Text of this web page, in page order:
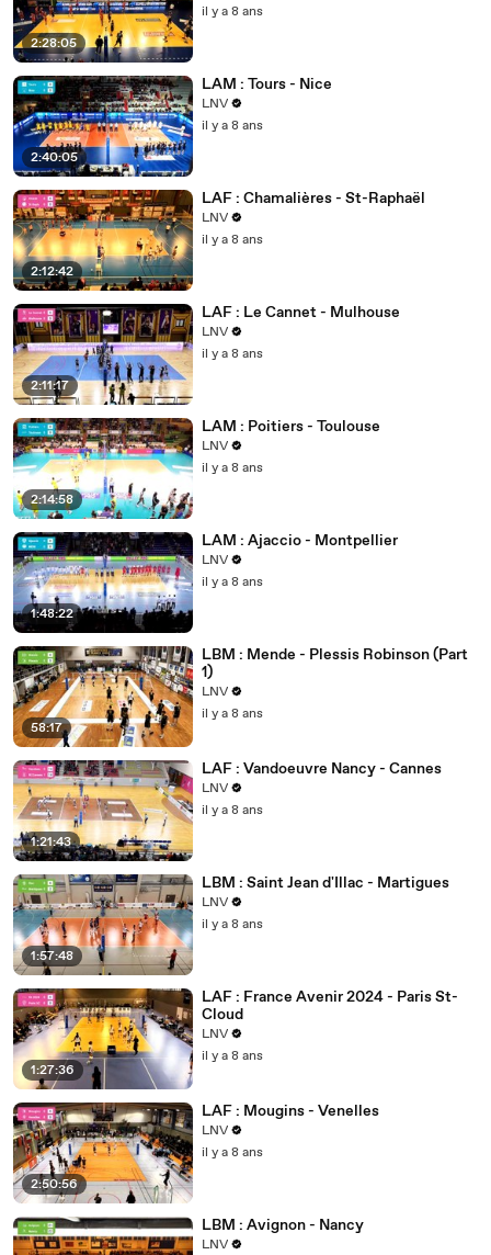
2:28:05
il y a 8 ans
2:40:05
LAM : Tours - Nice
LNV
il y a 8 ans
2:12:42
LAF : Chamalières - St-Raphaël
LNV
il y a 8 ans
2:11:17
LAF : Le Cannet - Mulhouse
LNV
il y a 8 ans
2:14:58
LAM : Poitiers - Toulouse
LNV
il y a 8 ans
1:48:22
LAM : Ajaccio - Montpellier
LNV
il y a 8 ans
58:17
LBM : Mende - Plessis Robinson (Part
1)
LNV
il y a 8 ans
1:21:43
LAF : Vandoeuvre Nancy - Cannes
LNV
il y a 8 ans
1:57:48
LBM : Saint Jean d'Illac - Martigues
LNV
il y a 8 ans
1:27:36
LAF : France Avenir 2024 - Paris St-
Cloud
LNV
il y a 8 ans
2:50:56
LAF : Mougins - Venelles
LNV
il y a 8 ans
LBM : Avignon - Nancy
LNV